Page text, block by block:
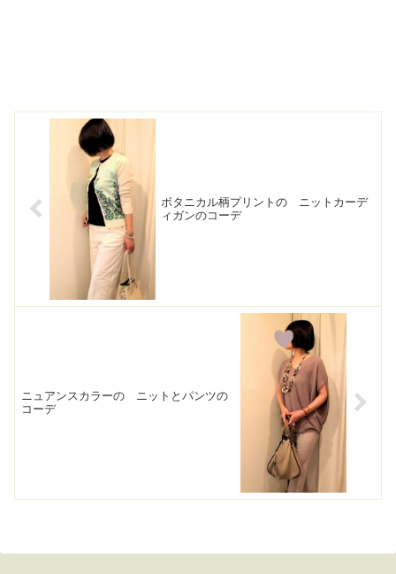
ボタニカル柄プリントの ニットカーデ
ィガンのコーデ
ニュアンスカラーの ニットとパンツの
コーデ